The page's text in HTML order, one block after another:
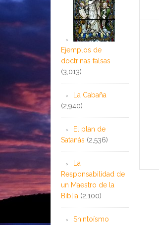
Ejemplos de
doctrinas falsas
(3,013)
La Cabaña
(2,940)
El plan de
Satanás (2,536)
La
Responsabilidad de
un Maestro de la
Biblia (2,100)
Shintoísmo